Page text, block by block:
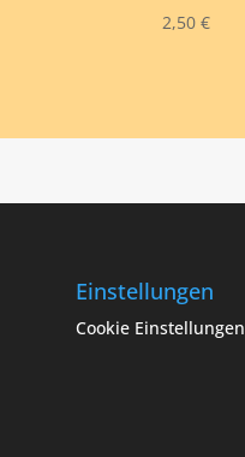
2,50€
Einstellungen
Cookie Einstellungen